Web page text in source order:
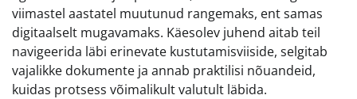
viimastel aastatel muutunud rangemaks, ent samas
digitaalselt mugavamaks. Käesolev juhend aitab teil
navigeerida läbi erinevate kustutamisviiside, selgitab
vajalikke dokumente ja annab praktilisi nõuandeid,
kuidas protsess võimalikult valutult läbida.